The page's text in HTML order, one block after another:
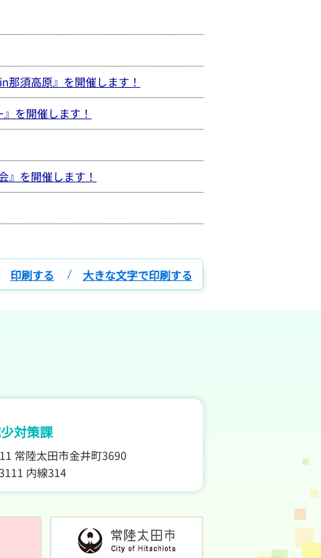
須高原』を開催します！
を開催します！
を開催します！
印刷する 大きな文字で印刷する
対策課
常陸太田市金井町3690
内線314
であいば